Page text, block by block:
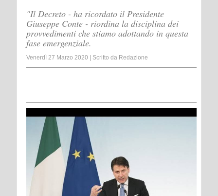
"Il Decreto - ha ricordato il Presidente
Giuseppe Conte - riordina la disciplina dei
provvedimenti che stiamo adottando in questa
fase emergenziale.
Venerdì 27 Marzo 2020 Scritto da Redazione